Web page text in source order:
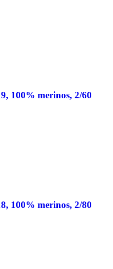
100% merinos, 2/60
100% merinos, 2/80